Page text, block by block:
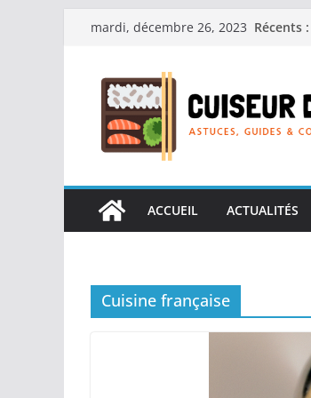
Passermardi, décembre 26, 2023 Récents :
ACCUEIL
ACTUALITÉS
Cuisine française